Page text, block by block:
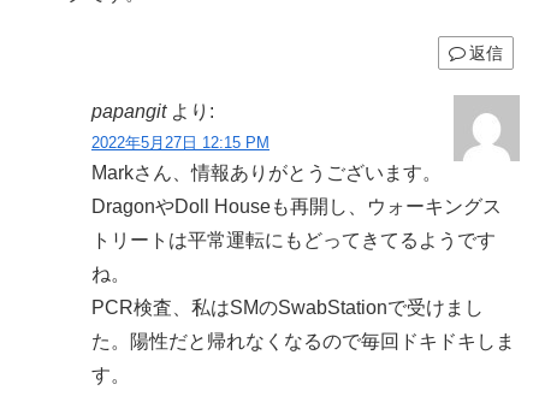
返信
papangit より:
2022年5月27日 12:15 PM
Markさん、情報ありがとうございます。
DragonやDoll Houseも再開し、ウォーキングス
トリートは平常運転にもどってきてるようです
ね。
PCR検査、私はSMのSwabStationで受けまし
た。陽性だと帰れなくなるので毎回ドキドキしま
す。